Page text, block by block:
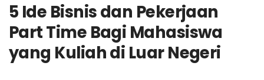
5 Ide Bisnis dan Pekerjaan
Part Time Bagi Mahasiswa
yang Kuliah di Luar Negeri